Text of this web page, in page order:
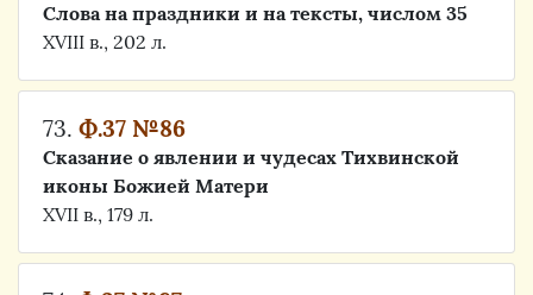
Слова на праздники и на тексты, числом 35
XVIII в., 202 л.
73. Ф.37 №86
Сказание о явлении и чудесах Тихвинской
иконы Божией Матери
XVII в., 179 л.